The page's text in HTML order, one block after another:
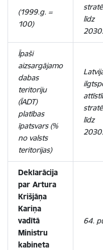
(1999.g. =
100)
līdz
Īpaši
aizsargājamo
dabas
teritoriju
(ĪADT)
platības
īpatsvars (%
no valsts
teritorijas)
līdz
Deklarācija
par Artura
Krišjāņa
Kariņa
vadītā
Ministru
kabineta
64.